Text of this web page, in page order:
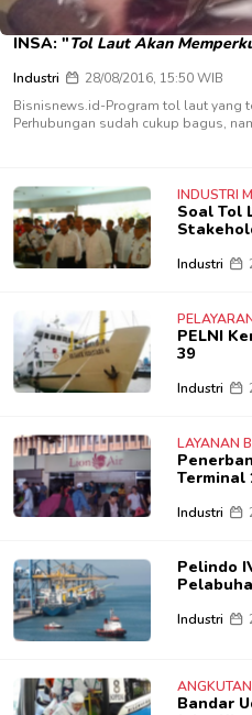
INSA: "Tol Laut Akan
Industri
28/08/2016, 15:50 WIB
Bisnisnews.id-Program tol laut yang
Perhubungan sudah cukup bagus,
INDUSTRI
Soal Tol
Industri
PELNI
39
Industri
LAYANAN
Terminal
Industri
Pelindo
Industri
Bandar